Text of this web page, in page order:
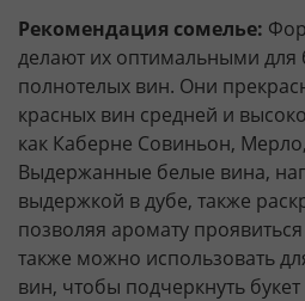
Рекомендация сомелье:
делают их оптимальными
полнотелых вин. Они
красных вин средней и
как Каберне Совиньон,
Выдержанные белые вина,
выдержкой в дубе, также
позволяя аромату
также можно использовать
вин, чтобы подчеркнуть